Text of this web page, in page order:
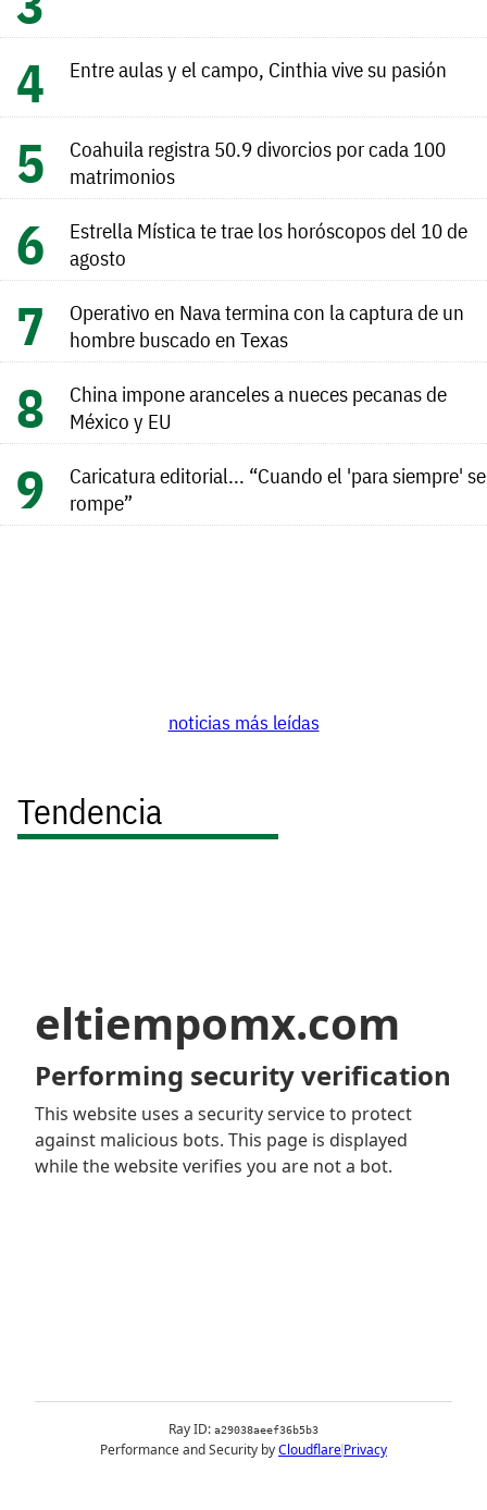
Entre aulas y el campo, Cinthia vive su pasión
Coahuila registra 50.9 divorcios por cada 100
matrimonios
Estrella Mística te trae los horóscopos del 10 de
agosto
Operativo en Nava termina con la captura de un
hombre buscado en Texas
China impone aranceles a nueces pecanas de
México y EU
Caricatura editorial... “Cuando el 'para siempre' se
rompe”
noticias más leídas
Tendencia